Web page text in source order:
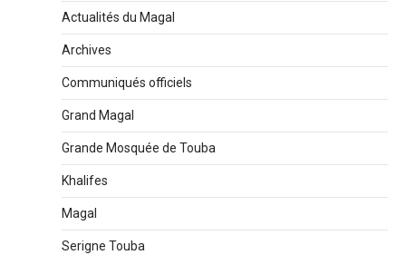
Actualités du Magal
Archives
Communiqués officiels
Grand Magal
Grande Mosquée de Touba
Khalifes
Magal
Serigne Touba